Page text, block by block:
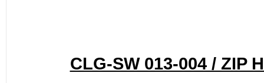
CLG-SW 013-004 / ZIP